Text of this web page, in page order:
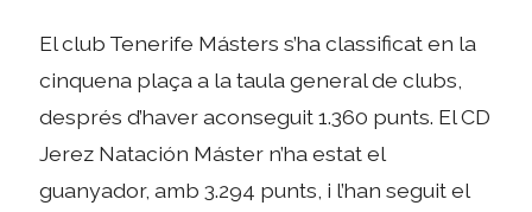
El club Tenerife Másters s’ha classificat en la
cinquena plaça a la taula general de clubs,
després d’haver aconseguit 1.360 punts. El CD
Jerez Natación Máster n’ha estat el
guanyador, amb 3.294 punts, i l’han seguit el